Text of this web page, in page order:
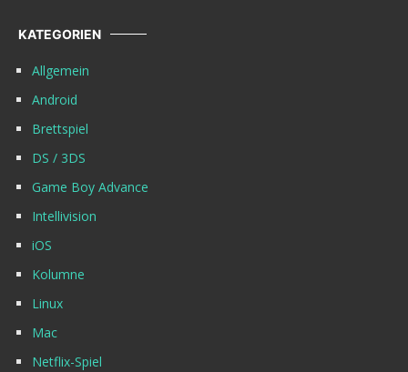
KATEGORIEN
Allgemein
Android
Brettspiel
DS / 3DS
Game Boy Advance
Intellivision
iOS
Kolumne
Linux
Mac
Netflix-Spiel